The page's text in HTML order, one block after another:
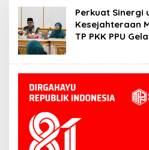
Perkuat Sinergi
Kesejahteraan
TP PKK PPU